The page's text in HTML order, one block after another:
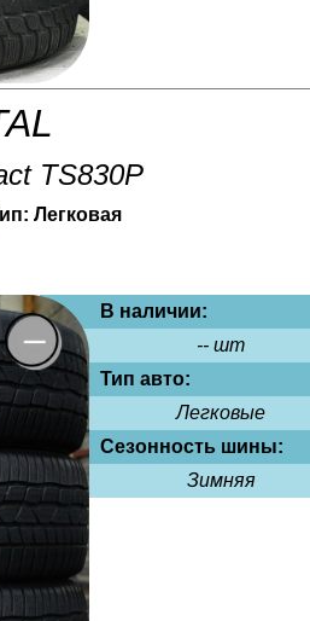
TS830P
В наличии:
-- шт
Тип авто:
Легковые
Сезонность шины:
Зимняя